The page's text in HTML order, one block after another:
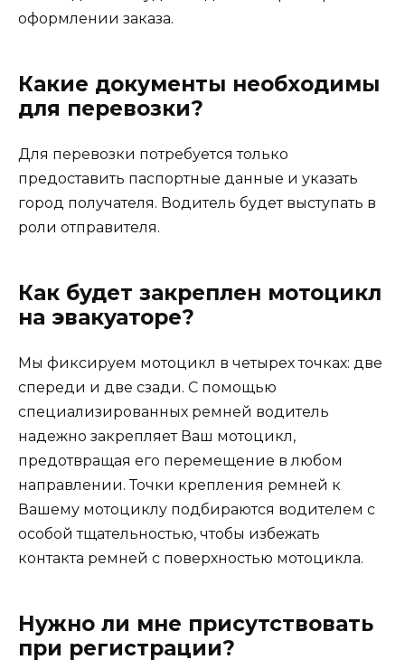
оформлении заказа.
Какие документы необходимы
для перевозки?
Для перевозки потребуется только
предоставить паспортные данные и указать
город получателя. Водитель будет выступать в
роли отправителя.
Как будет закреплен мотоцикл
на эвакуаторе?
Мы фиксируем мотоцикл в четырех точках: две
спереди и две сзади. С помощью
специализированных ремней водитель
надежно закрепляет Ваш мотоцикл,
предотвращая его перемещение в любом
направлении. Точки крепления ремней к
Вашему мотоциклу подбираются водителем с
особой тщательностью, чтобы избежать
контакта ремней с поверхностью мотоцикла.
Нужно ли мне присутствовать
при регистрации?